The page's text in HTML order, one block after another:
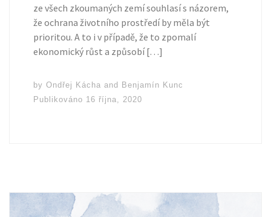
ze všech zkoumaných zemí souhlasí s názorem,
že ochrana životního prostředí by měla být
prioritou. A to i v případě, že to zpomalí
ekonomický růst a způsobí […]
by Ondřej Kácha and
Benjamín Kunc
Publikováno 16 října, 2020